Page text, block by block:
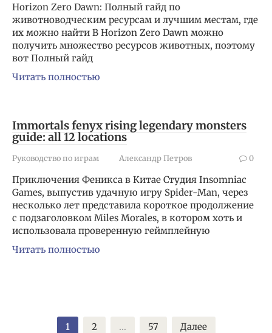
Horizon Zero Dawn: Полный гайд по
животноводческим ресурсам и лучшим местам, где
их можно найти В Horizon Zero Dawn можно
получить множество ресурсов животных, поэтому
вот Полный гайд
Читать полностью
Immortals fenyx rising legendary monsters
guide: all 12 locations
Руководство по играм Александр Петров 0
Приключения Феникса в Китае Студия Insomniac
Games, выпустив удачную игру Spider-Man, через
несколько лет представила короткое продолжение
с подзаголовком Miles Morales, в котором хоть и
использовала проверенную геймплейную
Читать полностью
1 2 … 57 Далее